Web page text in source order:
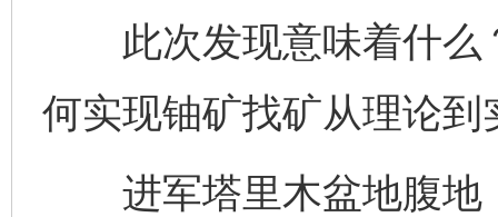
此次发现意味着什么
何实现铀矿找矿从理论
进军塔里木盆地腹地